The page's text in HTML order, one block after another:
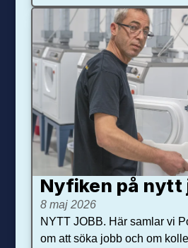
Nyfiken på nytt
8 maj 2026
NYTT JOBB. Här samlar vi
om att söka jobb och om